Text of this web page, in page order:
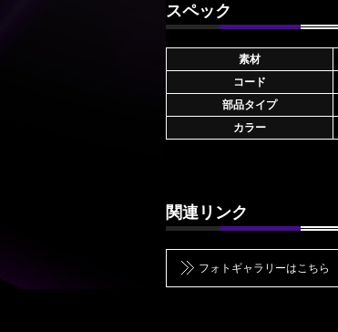
スペック
素材
コード
部品タイプ
カラー
関連リンク
フォトギャラリーはこちら